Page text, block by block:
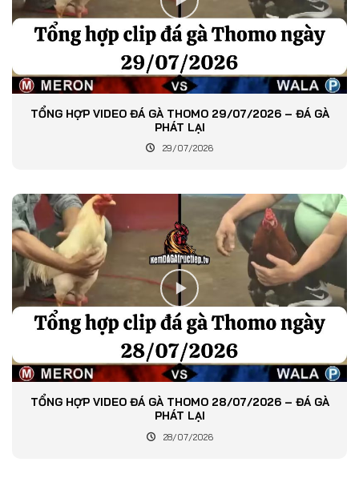
TỔNG HỢP VIDEO ĐÁ GÀ THOMO 29/07/2026 – ĐÁ GÀ
PHÁT LẠI
29/07/2026
TỔNG HỢP VIDEO ĐÁ GÀ THOMO 28/07/2026 – ĐÁ GÀ
PHÁT LẠI
28/07/2026